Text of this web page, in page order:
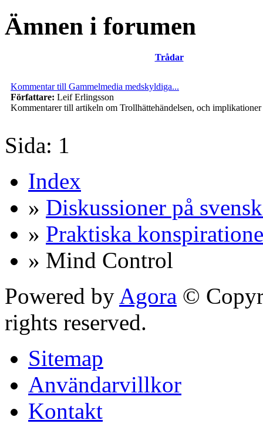
Ämnen i forumen
Trådar
Kommentar till Gammelmedia medskyldiga...
Författare: Leif Erlingsson
Kommentarer till artikeln om Trollhättehändelsen, och implikationer
Sida: 1
Index
» Diskussioner på
» Praktiska
» Mind Control
Powered by Agora ©
rights reserved.
Sitemap
Användarvillkor
Kontakt